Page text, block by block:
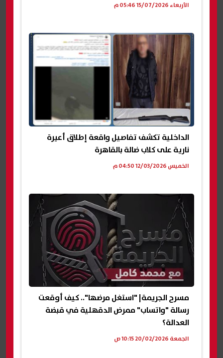
الأربعاء 15/07/2026 05:46 م
الداخلية تكشف تفاصيل واقعة إطلاق أعيرة
نارية على كلاب ضالة بالقاهرة
الخميس 12/03/2026 04:50 م
مسرح الجريمة| "استغل مرضها".. كيف أوقعت
رسالة "واتساب" ممرض الدقهلية في قبضة
العدالة؟
الجمعة 20/02/2026 10:15 ص